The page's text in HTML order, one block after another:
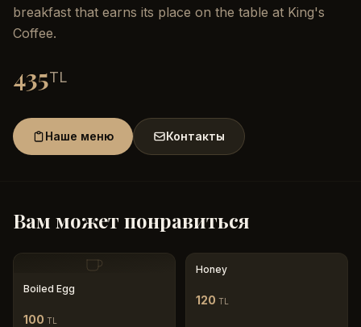
breakfast that earns its place on the table at King's
Coffee.
435TL
Наше меню Контакты
Вам может понравиться
Boiled Egg
100 TL
Honey
120 TL